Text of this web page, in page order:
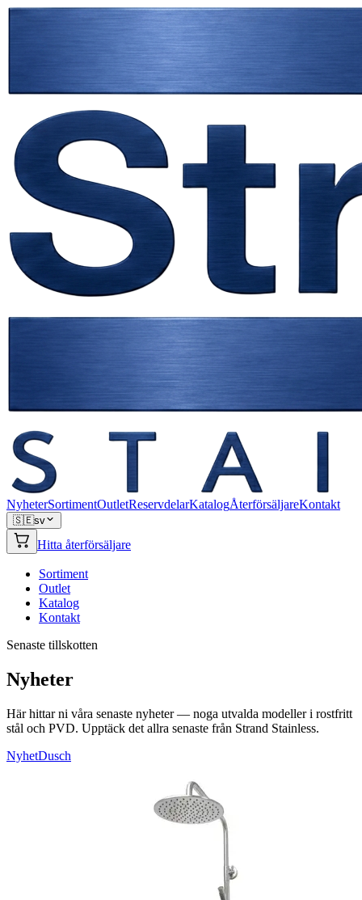
NyheterSortimentOutletReservdelarKatalogÅterförsäljareKontakt
🇸🇪sv
Hitta återförsäljare
Sortiment
Outlet
Katalog
Kontakt
Senaste tillskotten
Nyheter
Här hittar ni våra senaste nyheter — noga utvalda modeller i rostfritt
stål och PVD. Upptäck det allra senaste från Strand Stainless.
NyhetDusch